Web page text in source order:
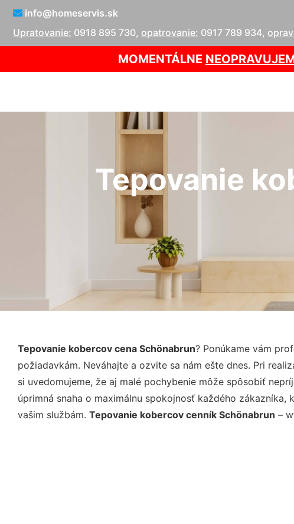
info@homeservis.sk
Upratovanie: 0918 895 730, opatrovanie: 0917 789 934,
MOMENTÁLNE
Tepovanie
Tepovanie kobercov cena Schönabrun? Ponúkame vám
požiadavkám. Neváhajte a ozvite sa nám ešte dnes. Pri
si uvedomujeme, že aj malé pochybenie môže spôsobiť
úprimná snaha o maximálnu spokojnosť každého
vašim službám. Tepovanie kobercov cenník Schönabrun –